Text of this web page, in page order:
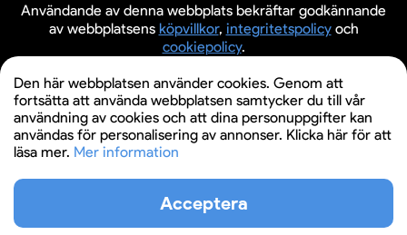
Användande av denna webbplats bekräftar godkännande
av webbplatsens köpvillkor, integritetspolicyoch
cookiepolicy.
© 2026 Evenemangsbiljetter.se
Den här webbplatsen använder cookies. Genom att
fortsätta att använda webbplatsen samtycker du till vår
användning av cookies och att dina personuppgifter kan
användas för personalisering av annonser. Klicka här för att
läsa mer. Mer information
Acceptera